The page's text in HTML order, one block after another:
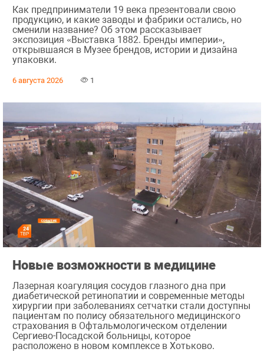
Как предприниматели 19 века презентовали свою
продукцию, и какие заводы и фабрики остались, но
сменили название? Об этом рассказывает
экспозиция «Выставка 1882. Бренды империи»,
открывшаяся в Музее брендов, истории и дизайна
упаковки.
6 августа 2026 1
Новые возможности в медицине
Лазерная коагуляция сосудов глазного дна при
диабетической ретинопатии и современные методы
хирургии при заболеваниях сетчатки стали доступны
пациентам по полису обязательного медицинского
страхования в Офтальмологическом отделении
Сергиево-Посадской больницы, которое
расположено в новом комплексе в Хотьково.